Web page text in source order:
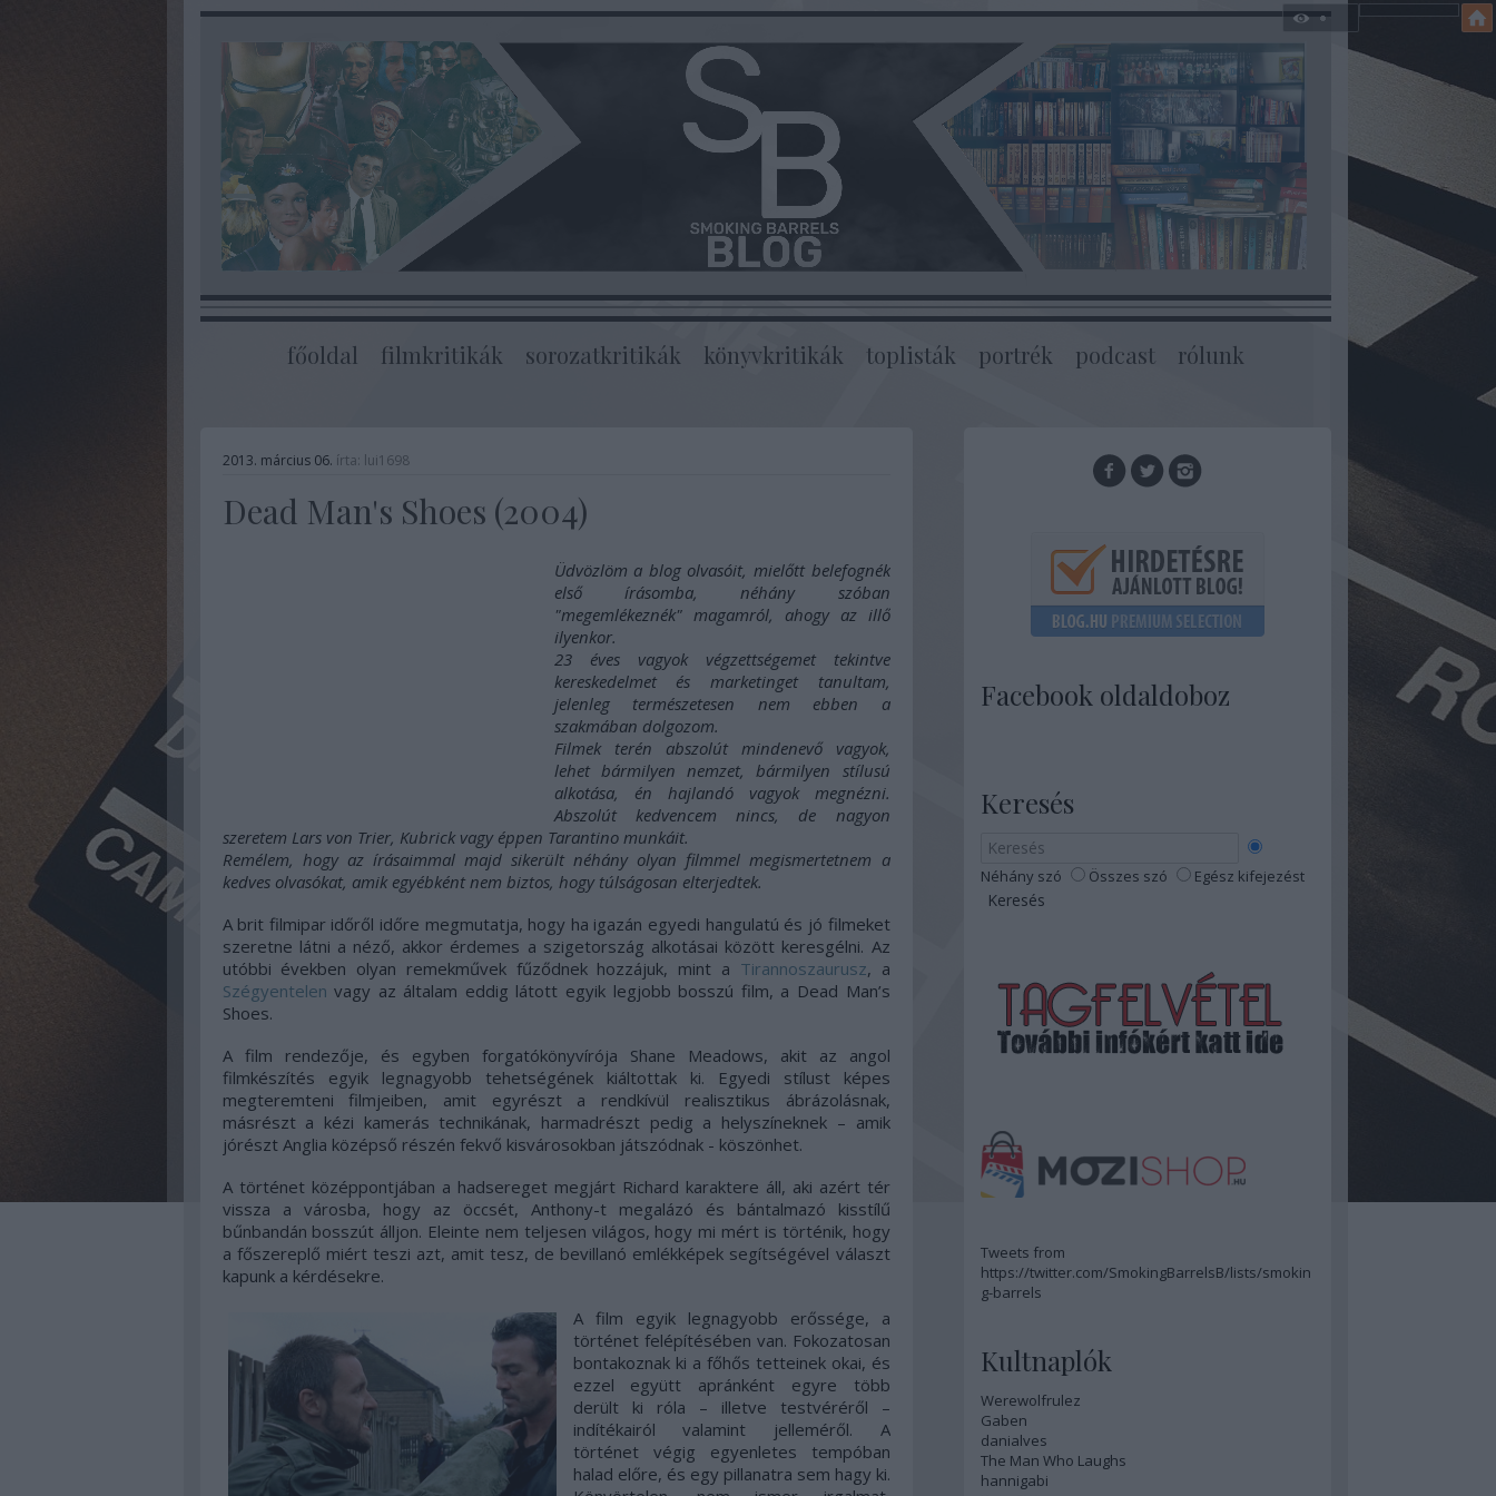
főoldal filmkritikák sorozatkritikák könyvkritikák toplisták portrék podcast rólunk
2013. március 06. írta: lui1698
Dead Man's Shoes (2004)
Üdvözlöm a blog olvasóit, mielőtt belefognék
első írásomba, néhány szóban
"megemlékeznék" magamról, ahogy az illő
ilyenkor.
23 éves vagyok végzettségemet tekintve
kereskedelmet és marketinget tanultam,
jelenleg természetesen nem ebben a
szakmában dolgozom.
Filmek terén abszolút mindenevő vagyok,
lehet bármilyen nemzet, bármilyen stílusú
alkotása, én hajlandó vagyok megnézni.
Abszolút kedvencem nincs, de nagyon
szeretem Lars von Trier, Kubrick vagy éppen Tarantino munkáit.
Remélem, hogy az írásaimmal majd sikerült néhány olyan filmmel megismertetnem a
kedves olvasókat, amik egyébként nem biztos, hogy túlságosan elterjedtek.
A brit filmipar időről időre megmutatja, hogy ha igazán egyedi hangulatú és jó filmeket
szeretne látni a néző, akkor érdemes a szigetország alkotásai között keresgélni. Az
utóbbi években olyan remekművek fűződnek hozzájuk, mint a Tirannoszaurusz, a
Szégyentelen vagy az általam eddig látott egyik legjobb bosszú film, a Dead Man’s
Shoes.
A film rendezője, és egyben forgatókönyvírója Shane Meadows, akit az angol
filmkészítés egyik legnagyobb tehetségének kiáltottak ki. Egyedi stílust képes
megteremteni filmjeiben, amit egyrészt a rendkívül realisztikus ábrázolásnak,
másrészt a kézi kamerás technikának, harmadrészt pedig a helyszíneknek – amik
jórészt Anglia középső részén fekvő kisvárosokban játszódnak - köszönhet.
A történet középpontjában a hadsereget megjárt Richard karaktere áll, aki azért tér
vissza a városba, hogy az öccsét, Anthony-t megalázó és bántalmazó kisstílű
bűnbandán bosszút álljon. Eleinte nem teljesen világos, hogy mi mért is történik, hogy
a főszereplő miért teszi azt, amit tesz, de bevillanó emlékképek segítségével választ
kapunk a kérdésekre.
A film egyik legnagyobb erőssége, a
történet felépítésében van. Fokozatosan
bontakoznak ki a főhős tetteinek okai, és
ezzel együtt apránként egyre több
derült ki róla – illetve testvéréről –
indítékairól valamint jelleméről. A
történet végig egyenletes tempóban
halad előre, és egy pillanatra sem hagy ki.
Facebook oldaldoboz
Keresés
Néhány szó Összes szó Egész kifejezést
Tweets from
https://twitter.com/SmokingBarrelsB/lists/smokin
g-barrels
Kultnaplók
Werewolfrulez
Gaben
danialves
The Man Who Laughs
hannigabi